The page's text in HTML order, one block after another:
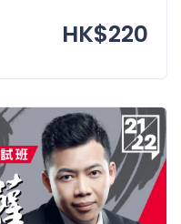
HK$220